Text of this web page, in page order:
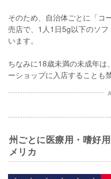
そのため、自治体ごとに「コ
売店で、1人1日5g以下のソ
います。
ちなみに18歳未満の未成年は
ーショップに入店することも
州ごとに医療用・嗜好
メリカ